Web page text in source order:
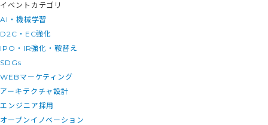
イベントカテゴリ
AI・機械学習
D2C・EC強化
IPO・IR強化・鞍替え
SDGs
WEBマーケティング
アーキテクチャ設計
エンジニア採用
オープンイノベーション